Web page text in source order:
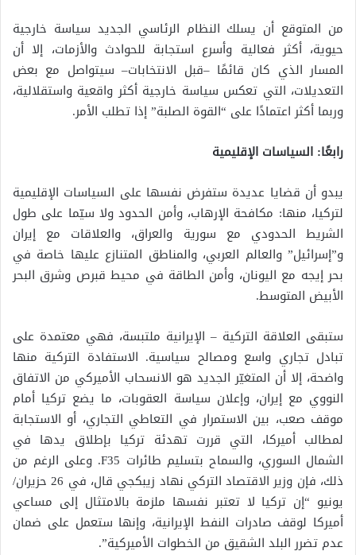
من المتوقع أن يسلك النظام الرئاسي الجديد سياسة خارجية
حيوية، أكثر فعالية وأسرع استجابة للحوادث والأزمات، إلا أن
المسار الذي كان قائمًا –قبل الانتخابات– سيتواصل مع بعض
التعديلات، التي تعكس سياسة خارجية أكثر واقعية واستقلالية،
وربما أكثر اعتمادًا على “القوة الصلبة” إذا تطلب الأمر.
رابعًا: السياسات الإقليمية
يبدو أن قضايا عديدة ستفرض نفسها على السياسات الإقليمية
لتركيا، منها: مكافحة الإرهاب، وأمن الحدود ولا سيّما على طول
الشريط الحدودي مع سورية والعراق، والعلاقات مع إيران
و”إسرائيل” والعالم العربي، والمناطق المتنازع عليها خاصة في
بحر إيجه مع اليونان، وأمن الطاقة في محيط قبرص وشرق البحر
الأبيض المتوسط.
ستبقى العلاقة التركية – الإيرانية ملتبسة، فهي معتمدة على
تبادل تجاري واسع ومصالح سياسية. الاستفادة التركية منها
واضحة، إلا أن المتغيّر الجديد هو الانسحاب الأميركي من الاتفاق
النووي مع إيران، وإعلان سياسة العقوبات، ما يضع تركيا أمام
موقف صعب، بين الاستمرار في التعاطي التجاري، أو الاستجابة
لمطالب أميركا، التي قررت تهدئة تركيا بإطلاق يدها في
الشمال السوري، والسماح بتسليم طائرات F35. وعلى الرغم من
ذلك، فإن وزير الاقتصاد التركي نهاد زيبكجي قال، في 26 حزيران/
يونيو “إن تركيا لا تعتبر نفسها ملزمة بالامتثال إلى مساعي
أميركا لوقف صادرات النفط الإيرانية، وإنها ستعمل على ضمان
عدم تضرر البلد الشقيق من الخطوات الأميركية”.